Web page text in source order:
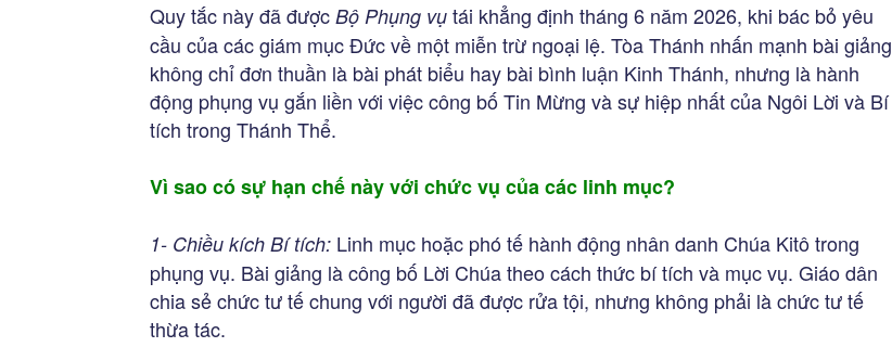
Quy tắc này đã được Bộ Phụng vụ tái khẳng định tháng 6 năm 2026, khi bác bỏ yêu
cầu của các giám mục Đức về một miễn trừ ngoại lệ. Tòa Thánh nhấn mạnh bài giảng
không chỉ đơn thuần là bài phát biểu hay bài bình luận Kinh Thánh, nhưng là hành
động phụng vụ gắn liền với việc công bố Tin Mừng và sự hiệp nhất của Ngôi Lời và Bí
tích trong Thánh Thể.
Vì sao có sự hạn chế này với chức vụ của các linh mục?
1- Chiều kích Bí tích: Linh mục hoặc phó tế hành động nhân danh Chúa Kitô trong
phụng vụ. Bài giảng là công bố Lời Chúa theo cách thức bí tích và mục vụ. Giáo dân
chia sẻ chức tư tế chung với người đã được rửa tội, nhưng không phải là chức tư tế
thừa tác.